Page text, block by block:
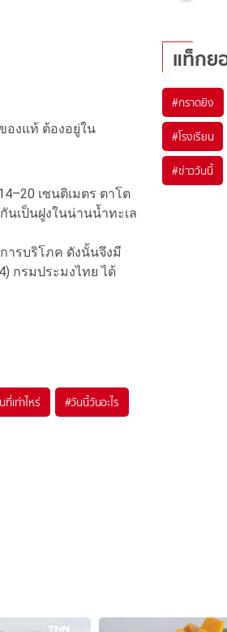
องแท้ ต้องอยู่ใน
เซนติเมตร ตาโต
นเป็นฝูงในน่านน้ำทะเล
ารบริโภค ดังนั้นจึงมี
กรมประมงไทย ได้
เท่าไหร่ #วันนี้วันอะไร
แท็กย
#กราดยิง
#โรงเรียน
#ข่าววันนี้